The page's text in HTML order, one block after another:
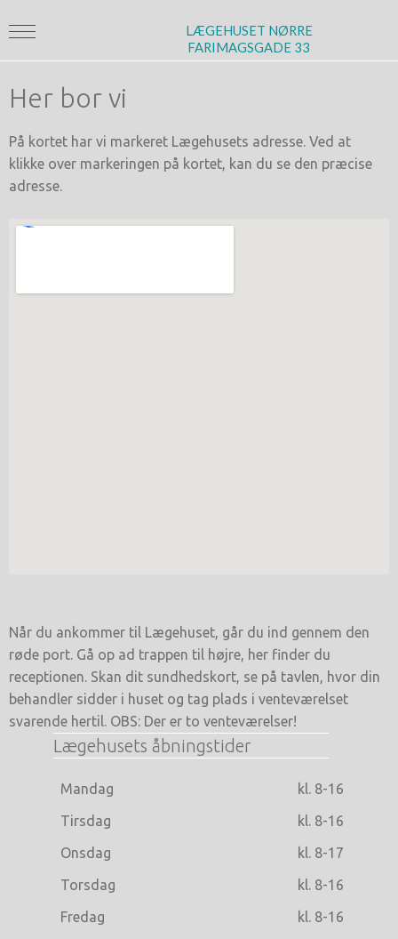
LÆGEHUSET NØRRE
FARIMAGSGADE 33
Her bor vi
På kortet har vi markeret Lægehusets adresse. Ved at
klikke over markeringen på kortet, kan du se den præcise
adresse.
Når du ankommer til Lægehuset, går du ind gennem den
røde port. Gå op ad trappen til højre, her finder du
receptionen. Skan dit sundhedskort, se på tavlen, hvor din
behandler sidder i huset og tag plads i venteværelset
svarende hertil. OBS: Der er to venteværelser!
Lægehusets åbningstider
Mandag
kl. 8-16
Tirsdag
kl. 8-16
Onsdag
kl. 8-17
Torsdag
kl. 8-16
Fredag
kl. 8-16